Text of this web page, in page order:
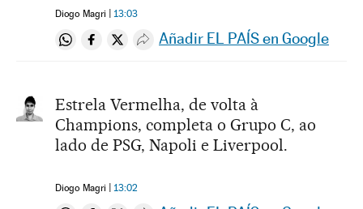
Diogo Magri 13:03
Compartir en Whatsapp
Compartir en Facebook
Compartir en Twitter
Desplegar Redes Sociales
Añadir EL PAÍS en Google
Estrela Vermelha, de volta à
Champions, completa o Grupo C, ao
lado de PSG, Napoli e Liverpool.
Diogo Magri 13:02